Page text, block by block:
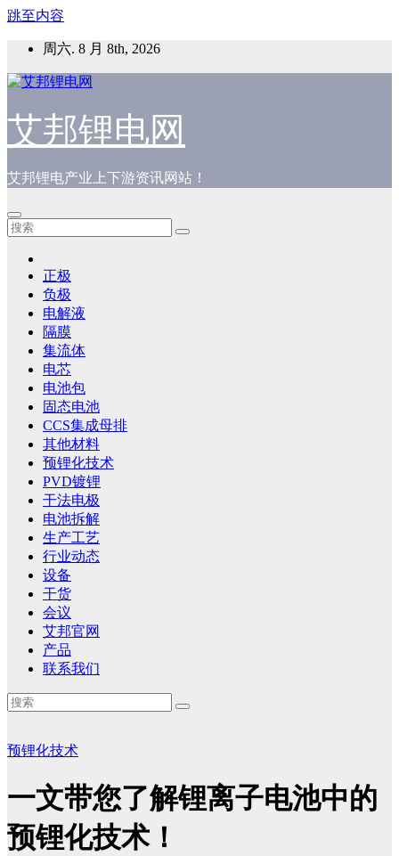
跳至内容
周六. 8 月 8th, 2026
艾邦锂电网
艾邦锂电产业上下游资讯网站！
正极
负极
电解液
隔膜
集流体
电芯
电池包
固态电池
CCS集成母排
其他材料
预锂化技术
PVD镀锂
干法电极
电池拆解
生产工艺
行业动态
设备
干货
会议
艾邦官网
产品
联系我们
预锂化技术
一文带您了解锂离子电池中的
预锂化技术！